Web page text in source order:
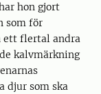
hon gjort
som för
ett flertal andra
kalvmärkning
djur som ska